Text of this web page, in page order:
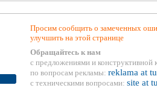
Просим сообщить о замеченных
улучшить на этой странице
Обращайтесь к нам
с предложениями и конструктивной
по вопросам рекламы: reklama at
с техническими вопросами: site at